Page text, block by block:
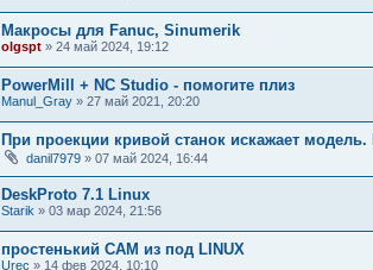
Макросы для Fanuc, Sinumerik
olgspt » 24 май 2024, 19:12
PowerMill + NC Studio - помогите плиз
Manul_Gray » 27 май 2021, 20:20
При проекции кривой станок искажает
danil7979 » 07 май 2024, 16:44
DeskProto 7.1 Linux
Starik » 03 мар 2024, 21:56
простенький CAM из под LINUX
Urec » 14 фев 2024, 10:10